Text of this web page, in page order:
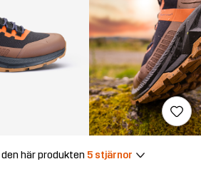
här produkten 5 stjärnor